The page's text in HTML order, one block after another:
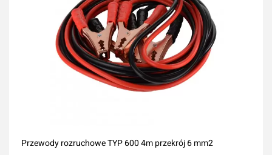
Przewody rozruchowe TYP 600 4m przekrój 6 mm2